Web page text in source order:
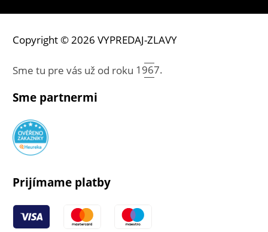
Copyright © 2026 VYPREDAJ-ZLAVY
Sme tu pre vás už od roku 1967.
Sme partnermi
Prijímame platby